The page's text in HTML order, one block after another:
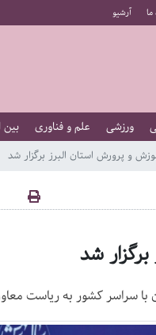
ما آرشیو
ورزشی علم و فناوری بین
و پرورش استان البرز برگزار شد
شد
سراسر کشور به ریاست